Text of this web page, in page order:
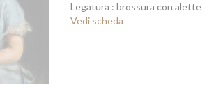
Legatura : brossura con alette
Vedi scheda